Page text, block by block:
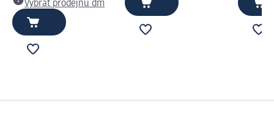
Vybrat prodejnu dm